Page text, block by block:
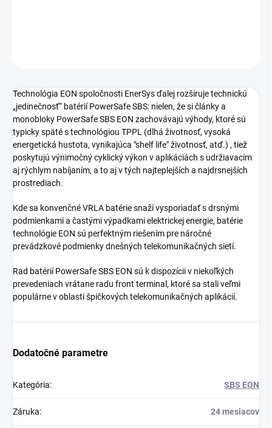
Technológia EON spoločnosti EnerSys ďalej rozširuje technickú
„jedinečnosť“ batérií PowerSafe SBS: nielen, že si články a
monobloky PowerSafe SBS EON zachovávajú výhody, ktoré sú
typicky späté s technológiou TPPL (dlhá životnosť, vysoká
energetická hustota, vynikajúca "shelf life" životnosť, atď.) , tiež
poskytujú výnimočný cyklický výkon v aplikáciách s udržiavacím
aj rýchlym nabíjaním, a to aj v tých najteplejších a najdrsnejších
prostrediach.
Kde sa konvenčné VRLA batérie snaží vysporiadať s drsnými
podmienkami a častými výpadkami elektrickej energie, batérie
technológie EON sú perfektným riešením pre náročné
prevádzkové podmienky dnešných telekomunikačných sietí.
Rad batérií PowerSafe SBS EON sú k dispozícii v niekoľkých
prevedeniach vrátane radu front terminal, ktoré sa stali veľmi
populárne v oblasti špičkových telekomunikačných aplikácií.
Dodatočné parametre
Kategória: SBS EON
Záruka: 24 mesiacov